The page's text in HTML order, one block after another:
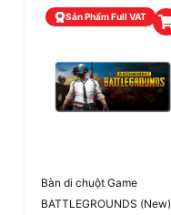
Sản Phẩm Full VAT
Bàn di chuột Game
BATTLEGROUNDS (New)